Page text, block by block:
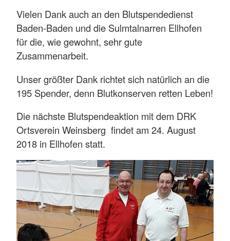
Vielen Dank auch an den Blutspendedienst
Baden-Baden und die Sulmtalnarren Ellhofen
für die, wie gewohnt, sehr gute
Zusammenarbeit.
Unser größter Dank richtet sich natürlich an die
195 Spender, denn Blutkonserven retten Leben!
Die nächste Blutspendeaktion mit dem DRK
Ortsverein Weinsberg findet am 24. August
2018 in Ellhofen statt.